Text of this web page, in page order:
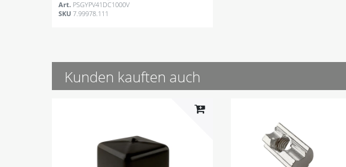
Art. PSGYPV41DC1000V
SKU7.99978.111
Kunden kauften auch